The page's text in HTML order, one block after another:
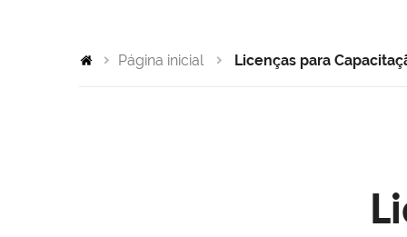
Página inicial Licenças para